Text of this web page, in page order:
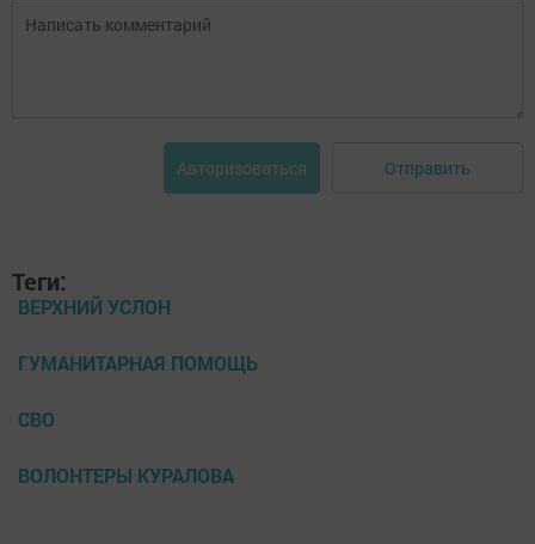
Авторизоваться Отправить
Теги:
ВЕРХНИЙ УСЛОН
ГУМАНИТАРНАЯ ПОМОЩЬ
СВО
ВОЛОНТЕРЫ КУРАЛОВА